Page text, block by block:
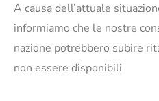
A causa dell’attuale
informiamo che le nostre
nazione potrebbero subire
non essere disponibili